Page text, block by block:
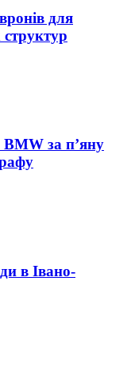
для
BMW за п’яну
в Івано-